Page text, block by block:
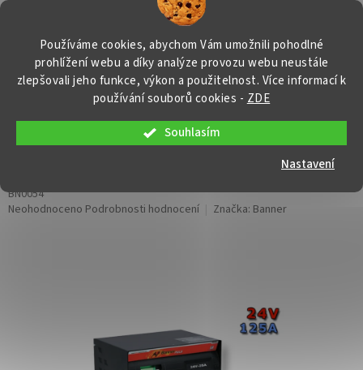
Používáme cookies, abychom Vám umožnili pohodlné
prohlížení webu a díky analýze provozu webu neustále
zlepšovali jeho funkce, výkon a použitelnost. Více informací k
používání souborů cookies - ZDE
Souhlasím
Nastavení
Přejít
KOŠÍK
Banner Puls D 400 G 24/125, 125A,
BN0054
Průměrné
Neohodnoceno Podrobnosti hodnocení Značka: Banner